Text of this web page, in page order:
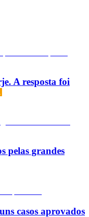
A resposta foi
pelas grandes
casos aprovados